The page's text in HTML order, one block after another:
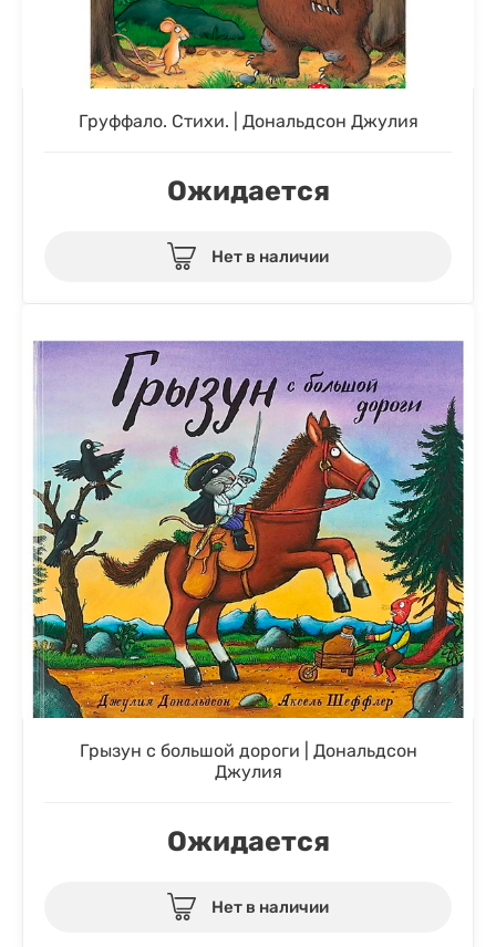
Груффало. Стихи. | Дональдсон Джулия
Ожидается
Нет в наличии
Грызун с большой дороги | Дональдсон
Джулия
Ожидается
Нет в наличии